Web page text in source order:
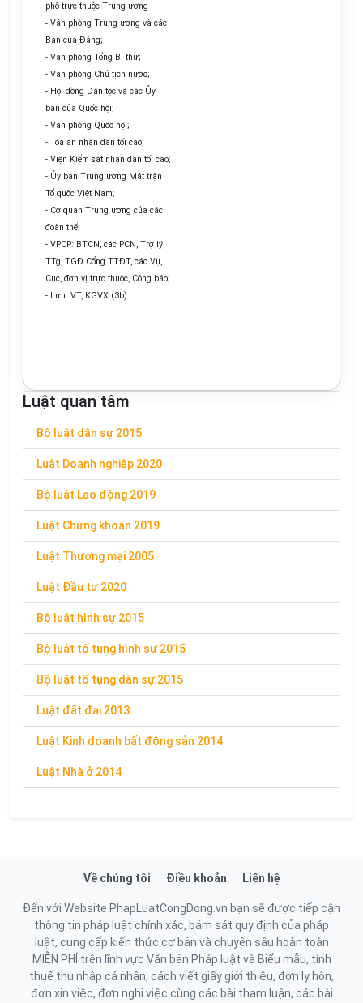
phố trực thuộc Trung ương
-Văn phòng Trung ương vàcác
Ban của Đảng;
- Văn phòng Tổng Bí thư;
-Văn phòng Chủ tịch nước;
- Hội đồng Dân tộc và các Ủy
ban của Quốc hội;
-Văn phòng Quốc hội;
-Tòa án nhân dân tối cao;
-Viện Kiểm sát nhân dân tối cao;
- Ủy ban Trung ương Mặt trận
Tổ quốc Việt Nam;
- Cơ quan Trung ương của các
đoàn thể;
-VPCP: BTCN, các PCN, Trợ lý
TTg, TGĐ Cổng TTĐT, các Vụ,
Cục, đơn vị trực thuộc, Công báo;
- Lưu: VT, KGVX (3b)
Luật quan tâm
Bộ luật dân sự 2015
Luật Doanh nghiệp 2020
Bộ luật Lao động 2019
Luật Chứng khoán 2019
Luật Thương mại 2005
Luật Đầu tư 2020
Bộ luật hình sự 2015
Bộ luật tố tụng hình sự 2015
Bộ luật tố tụng dân sự 2015
Luật đất đai 2013
Luật Kinh doanh bất động sản 2014
Luật Nhà ở 2014
Về chúng tôi Điều khoản Liên hệ
Đến với Website PhapLuatCongDong.vn bạn sẽ được tiếp cận
thông tin pháp luật chính xác, bám sát quy định của pháp
luật, cung cấp kiến thức cơ bản và chuyên sâu hoàn toàn
MIỄN PHÍ trên lĩnh vực Văn bản Pháp luật và Biểu mẫu, tính
thuế thu nhập cá nhân, cách viết giấy giới thiệu, đơn ly hôn,
đơn xin việc, đơn nghỉ việc cùng các bài tham luận, các bài